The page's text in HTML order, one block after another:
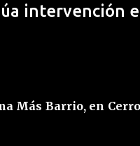
intervención
Más Barrio, en